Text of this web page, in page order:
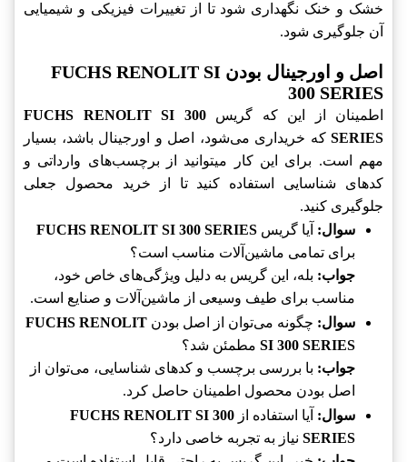
خشک و خنک نگهداری شود تا از تغییرات فیزیکی و شیمیایی
آن جلوگیری شود.
اصل و اورجینال بودن FUCHS RENOLIT SI
300 SERIES
اطمینان از این که گریسFUCHS RENOLIT SI 300
SERIES که خریداری می‌شود، اصل و اورجینال باشد، بسیار
مهم است. برای این کار میتوانید از برچسب‌های وارداتی و
کدهای شناسایی استفاده کنید تا از خرید محصول جعلی
جلوگیری کنید.
سوال: آیا گریس FUCHS RENOLIT SI 300 SERIES
برای تمامی ماشین‌آلات مناسب است؟
جواب: بله، این گریس به دلیل ویژگی‌های خاص خود،
مناسب برای طیف وسیعی از ماشین‌آلات و صنایع است.
سوال: چگونه می‌توان از اصل بودن FUCHS RENOLIT
SI 300 SERIES مطمئن شد؟
جواب: با بررسی برچسب و کدهای شناسایی، می‌توان از
اصل بودن محصول اطمینان حاصل کرد.
سوال: آیا استفاده از FUCHS RENOLIT SI 300
SERIES نیاز به تجربه خاصی دارد؟